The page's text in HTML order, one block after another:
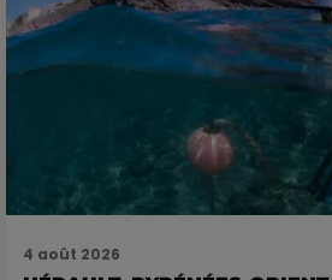
4 août 2026